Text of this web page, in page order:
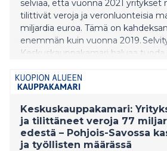
selviää, että vuonna 2021 yritykset
tilittivät veroja ja veronluonteisia
miljardia euroa. Tämä on
enemmän kuin vuonna 2019.
Keskuskauppakamari haluaa
Keskuskauppakamari:
ja tilittäneet veroja 77
edestä – Pohjois-Savossa
ja työllisten määrässä